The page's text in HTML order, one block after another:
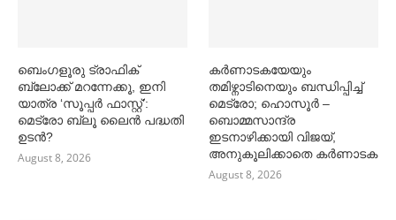
ബെംഗളൂരു ട്രാഫിക്
ബ്ലോക്ക് മറന്നേക്കൂ, ഇനി
യാത്ര ‘സൂപ്പര്‍ ഫാസ്റ്റ്’:
മെട്രോ ബ്ലൂ ലൈൻ പദ്ധതി
ഉടൻ?
August 8, 2026
കര്‍ണാടകയേയും
തമിഴ്നാടിനെയും ബന്ധിപ്പിച്ച്‌
മെട്രോ; ഹൊസൂര്‍ –
ബൊമ്മസാന്ദ്ര
ഇടനാഴിക്കായി വിജയ്,
അനുകൂലിക്കാതെ കര്‍ണാടക
August 8, 2026